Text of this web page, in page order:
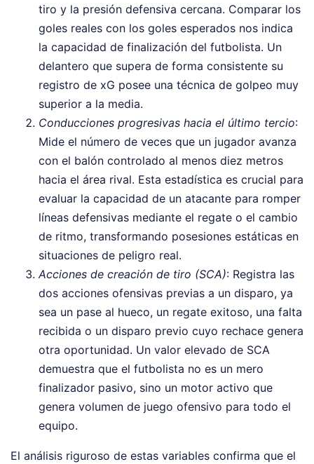
tiro y la presión defensiva cercana. Comparar los
goles reales con los goles esperados nos indica
la capacidad de finalización del futbolista. Un
delantero que supera de forma consistente su
registro de xG posee una técnica de golpeo muy
superior a la media.
Conducciones progresivas hacia el último tercio:
Mide el número de veces que un jugador avanza
con el balón controlado al menos diez metros
hacia el área rival. Esta estadística es crucial para
evaluar la capacidad de un atacante para romper
líneas defensivas mediante el regate o el cambio
de ritmo, transformando posesiones estáticas en
situaciones de peligro real.
Acciones de creación de tiro (SCA): Registra las
dos acciones ofensivas previas a un disparo, ya
sea un pase al hueco, un regate exitoso, una falta
recibida o un disparo previo cuyo rechace genera
otra oportunidad. Un valor elevado de SCA
demuestra que el futbolista no es un mero
finalizador pasivo, sino un motor activo que
genera volumen de juego ofensivo para todo el
equipo.
El análisis riguroso de estas variables confirma que el